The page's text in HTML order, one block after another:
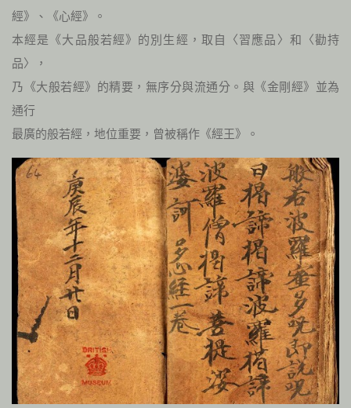
經》、《心經》。
本經是《大品般若經》的別生經，取自〈習應品〉和〈勸持
品〉，
乃《大般若經》的精要，無序分與流通分。與《金剛經》並為
通行
最廣的般若經，地位重要，曾被稱作《經王》。